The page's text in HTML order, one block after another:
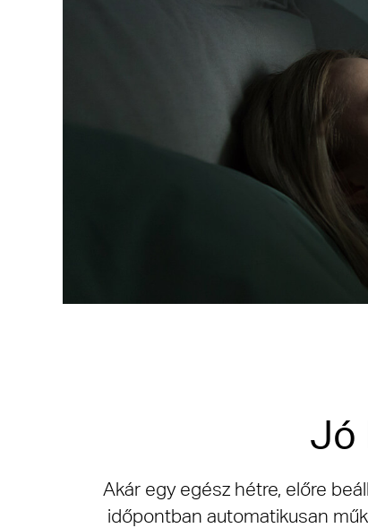
Jó
Akár egy egész hétre, előre
időpontban automatikusan